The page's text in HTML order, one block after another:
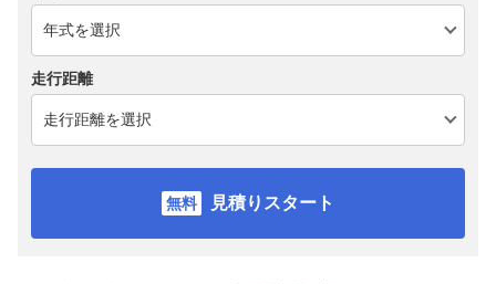
走行距離
見積りスタート